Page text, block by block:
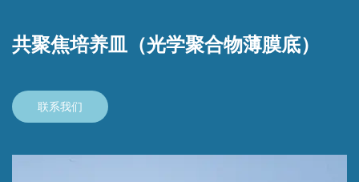
共聚焦培养皿（光学聚合物薄膜底）
联系我们